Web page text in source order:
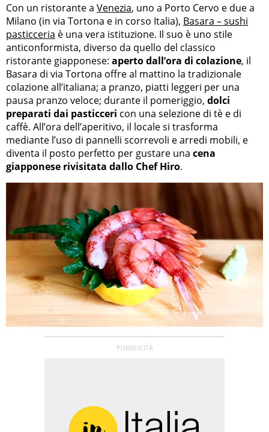
Con un ristorante a Venezia, uno a Porto Cervo e due a
Milano (in via Tortona e in corso Italia), Basara – sushi
pasticceria è una vera istituzione. Il suo è uno stile
anticonformista, diverso da quello del classico
ristorante giapponese: aperto dall’ora di colazione, il
Basara di via Tortona offre al mattino la tradizionale
colazione all’italiana; a pranzo, piatti leggeri per una
pausa pranzo veloce; durante il pomeriggio, dolci
preparati dai pasticceri con una selezione di tè e di
caffè. All’ora dell’aperitivo, il locale si trasforma
mediante l’uso di pannelli scorrevoli e arredi mobili, e
diventa il posto perfetto per gustare una cena
giapponese rivisitata dallo Chef Hiro.